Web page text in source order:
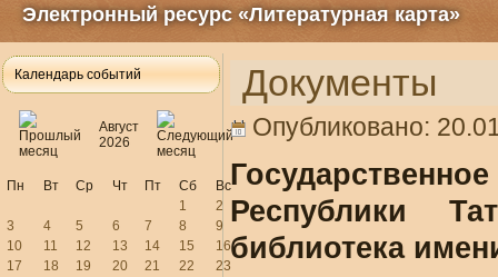
Электронный ресурс «Литературная карта»
Календарь событий
Август
2026
Пн Вт Ср Чт Пт Сб
Вс
1
2
3
4 5 6 7 8
9
10
11 12 13 14 15
16
17
18 19 20 21 22
23
Документы
Опубликовано:
Республики
библиотека